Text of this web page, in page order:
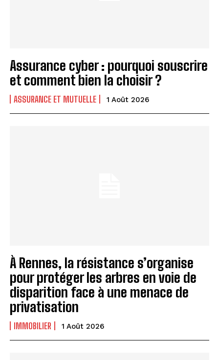
Assurance cyber : pourquoi souscrire
et comment bien la choisir ?
ASSURANCE ET MUTUELLE 1 Août 2026
À Rennes, la résistance s’organise
pour protéger les arbres en voie de
disparition face à une menace de
privatisation
IMMOBILIER 1 Août 2026